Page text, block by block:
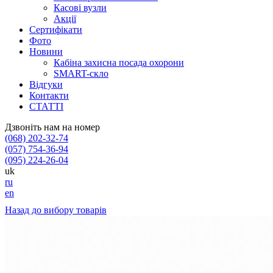
Касові вузли
Акції
Сертифікати
Фото
Новини
Кабіна захисна посада охорони
SMART-скло
Відгуки
Контакти
СТАТТІ
Дзвоніть нам на номер
(068) 202-32-74
(057) 754-36-94
(095) 224-26-04
uk
ru
en
Назад до вибору товарів